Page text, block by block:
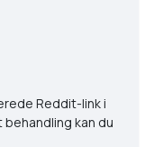
Reddit-link i
kan du